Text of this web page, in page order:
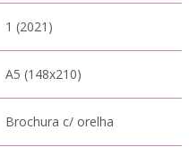
1 (2021)
A5 (148x210)
Brochura c/ orelha